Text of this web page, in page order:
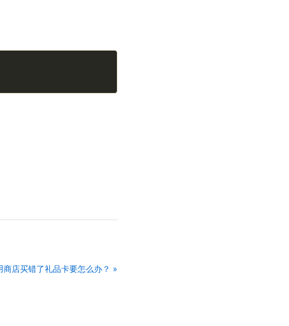
商店买错了礼品卡要怎么办？ »